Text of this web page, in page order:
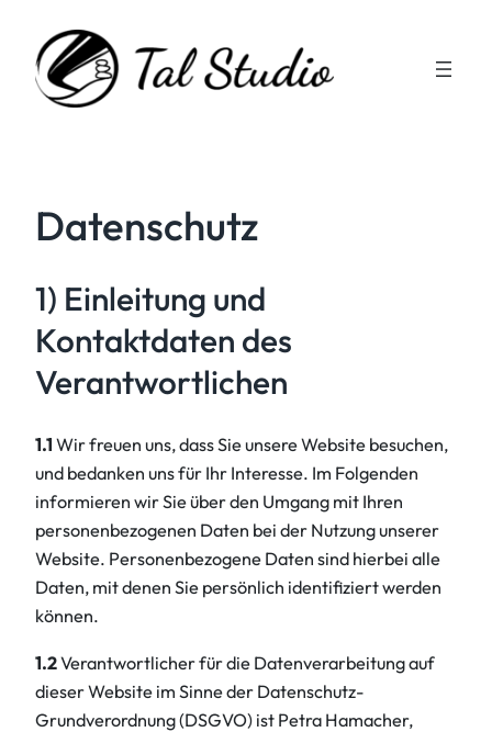
Inhalt
springen
Datenschutz
1) Einleitung und
Kontaktdaten des
Verantwortlichen
1.1 Wir freuen uns, dass Sie unsere Website besuchen,
und bedanken uns für Ihr Interesse. Im Folgenden
informieren wir Sie über den Umgang mit Ihren
personenbezogenen Daten bei der Nutzung unserer
Website. Personenbezogene Daten sind hierbei alle
Daten, mit denen Sie persönlich identifiziert werden
können.
1.2Verantwortlicher für die Datenverarbeitung auf
dieser Website im Sinne der Datenschutz-
Grundverordnung (DSGVO) ist Petra Hamacher,